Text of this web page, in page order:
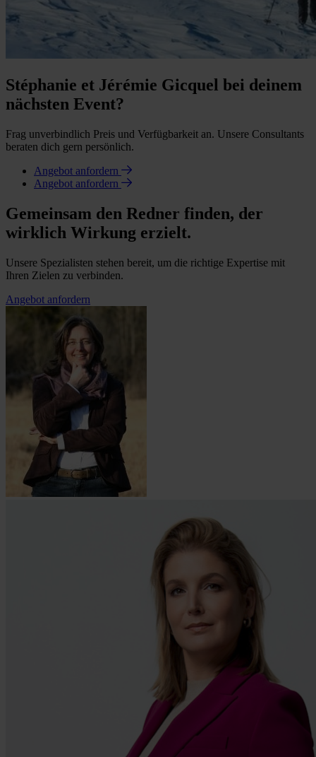
Stéphanie et Jérémie Gicquel bei deinem
nächsten Event?
Frag unverbindlich Preis und Verfügbarkeit an. Unsere Consultants
beraten dich gern persönlich.
Angebot anfordern
Angebot anfordern
Gemeinsam den Redner finden, der
wirklich Wirkung erzielt.
Unsere Spezialisten stehen bereit, um die richtige Expertise mit
Ihren Zielen zu verbinden.
Angebot anfordern